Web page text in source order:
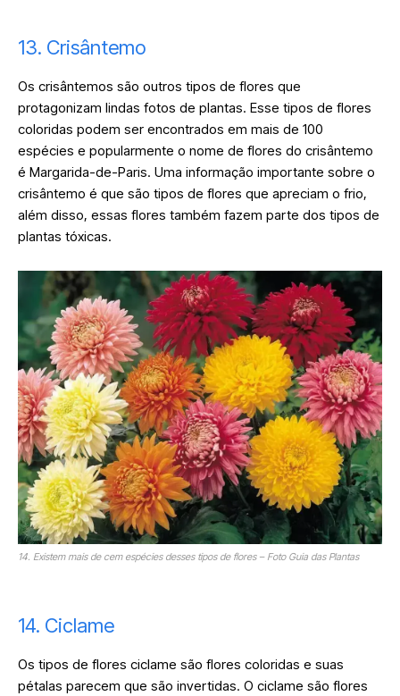
13. Crisântemo
Os crisântemos são outros tipos de flores que
protagonizam lindas fotos de plantas. Esse tipos de flores
coloridas podem ser encontrados em mais de 100
espécies e popularmente o nome de flores do crisântemo
é Margarida-de-Paris. Uma informação importante sobre o
crisântemo é que são tipos de flores que apreciam o frio,
além disso, essas flores também fazem parte dos tipos de
plantas tóxicas.
14. Existem mais de cem espécies desses tipos de flores – Foto Guia das Plantas
14. Ciclame
Os tipos de flores ciclame são flores coloridas e suas
pétalas parecem que são invertidas. O ciclame são flores